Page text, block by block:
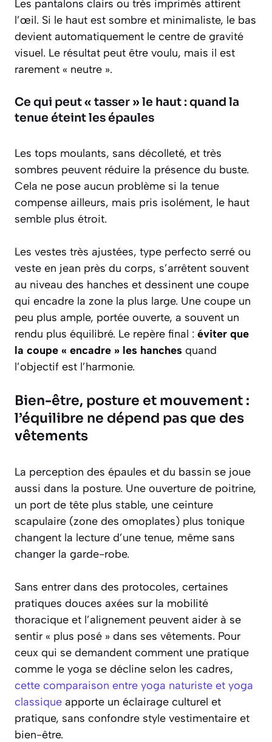
Les pantalons clairs ou très imprimés attirent
l’œil. Si le haut est sombre et minimaliste, le bas
devient automatiquement le centre de gravité
visuel. Le résultat peut être voulu, mais il est
rarement « neutre ».
Ce qui peut « tasser » le haut : quand la
tenue éteint les épaules
Les tops moulants, sans décolleté, et très
sombres peuvent réduire la présence du buste.
Cela ne pose aucun problème si la tenue
compense ailleurs, mais pris isolément, le haut
semble plus étroit.
Les vestes très ajustées, type perfecto serré ou
veste en jean près du corps, s’arrêtent souvent
au niveau des hanches et dessinent une coupe
qui encadre la zone la plus large. Une coupe un
peu plus ample, portée ouverte, a souvent un
rendu plus équilibré. Le repère final : éviter que
la coupe « encadre » les hanches quand
l’objectif est l’harmonie.
Bien-être, posture et mouvement :
l’équilibre ne dépend pas que des
vêtements
La perception des épaules et du bassin se joue
aussi dans la posture. Une ouverture de poitrine,
un port de tête plus stable, une ceinture
scapulaire (zone des omoplates) plus tonique
changent la lecture d’une tenue, même sans
changer la garde-robe.
Sans entrer dans des protocoles, certaines
pratiques douces axées sur la mobilité
thoracique et l’alignement peuvent aider à se
sentir « plus posé » dans ses vêtements. Pour
ceux qui se demandent comment une pratique
comme le yoga se décline selon les cadres,
cette comparaison entre yoga naturiste et yoga
classique apporte un éclairage culturel et
pratique, sans confondre style vestimentaire et
bien-être.